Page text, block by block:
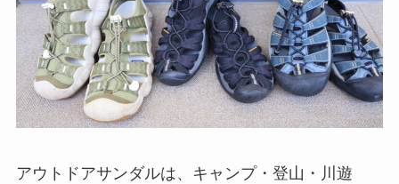
アウトドアサンダルは、キャンプ・登山・川遊